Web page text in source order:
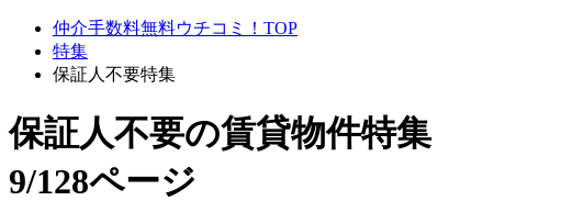
仲介手数料無料ウチコミ！TOP
特集
保証人不要特集
保証人不要の賃貸物件特集
9/128ページ